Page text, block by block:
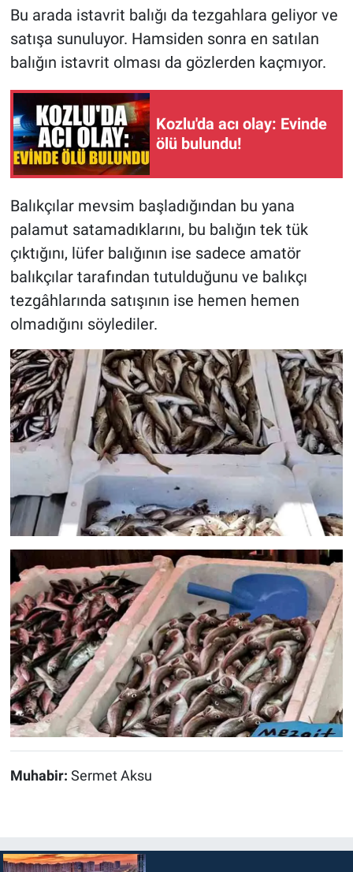
Bu arada istavrit balığı da tezgahlara geliyor ve
satışa sunuluyor. Hamsiden sonra en satılan
balığın istavrit olması da gözlerden kaçmıyor.
Kozlu'da acı olay: Evinde
ölü bulundu!
Balıkçılar mevsim başladığından bu yana
palamut satamadıklarını, bu balığın tek tük
çıktığını, lüfer balığının ise sadece amatör
balıkçılar tarafından tutulduğunu ve balıkçı
tezgâhlarında satışının ise hemen hemen
olmadığını söylediler.
Muhabir: Sermet Aksu